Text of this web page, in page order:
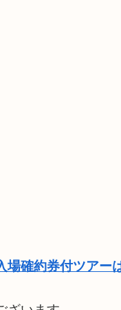
場確約券付ツアー